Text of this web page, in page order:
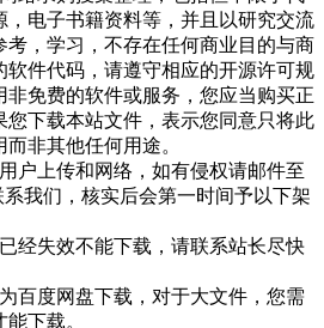
，电子书籍资料等，并且以研究交流
考，学习，不存在任何商业目的与商
软件代码，请遵守相应的开源许可规
免费的软件或服务，您应当购买正
您下载本站文件，表示您同意只将此
非其他任何用途。
户上传和网络，如有侵权请邮件至
系我们，核实后会第一时间予以下架
经失效不能下载，请联系站长尽快
百度网盘下载，对于大文件，您需
下载。